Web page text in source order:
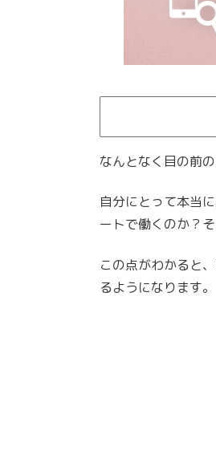
なんとなく目の前
自分にとって本当
ートで働くのか？
この点がわかると
るようになります。